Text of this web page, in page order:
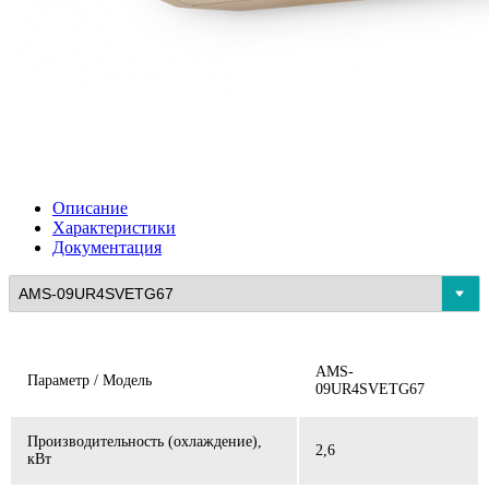
Описание
Характеристики
Документация
Параметр / Модель
AMS-
09UR4SVETG67
Производительность (охлаждение),
кВт
2,6